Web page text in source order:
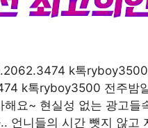
k톡
k톡ryboy3500 전주밤
해요~ 현실성 없는 광고
언니들의 시간 뺏지 않